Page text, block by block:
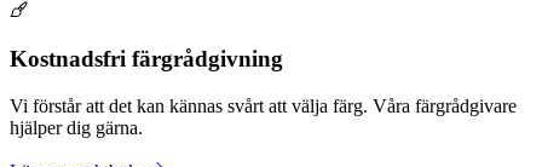
Kostnadsfri färgrådgivning
Vi förstår att det kan kännas svårt att välja färg. Våra färgrådgivare
hjälper dig gärna.